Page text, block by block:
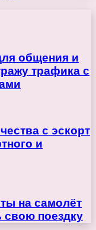
общения и
трафика с
с эскорт
и
на самолёт
свою поездку